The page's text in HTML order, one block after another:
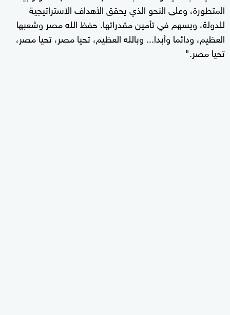
المتطورة، وعلى النحو الذي يحقق الأهداف الاستراتيجية
للدولة، ويسهم في تأمين مقدراتها. حفظ الله مصر وشعبها
العظيم، ودائما وأبدا... وبالله العظيم، تحيا مصر، تحيا مصر،
تحيا مصر."